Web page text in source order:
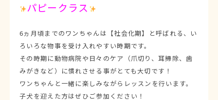
パピークラス
6ヵ月頃までのワンちゃんは【社会化期】と呼ばれる、い
ろいろな物事を受け入れやすい時期です。
その時期に動物病院や日々のケア（爪切り、耳掃除、歯
みがきなど）に慣れさせる事がとても大切です！
ワンちゃんと一緒に楽しみながらレッスンを行います。
子犬を迎えた方はぜひご参加ください！